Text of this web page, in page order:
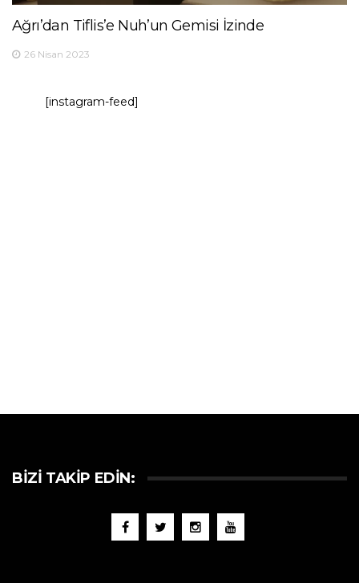
Ağrı’dan Tiflis’e Nuh’un Gemisi İzinde
26 Nisan 2023
[instagram-feed]
BIZI TAKIP EDIN: